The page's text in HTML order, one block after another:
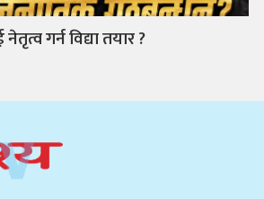
गर्न विद्या तयार ?